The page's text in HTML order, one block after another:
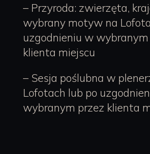
– Przyroda: zwierzęta,
wybrany motyw na
uzgodnieniu w
klienta miejscu
– Sesja poślubna w
Lofotach lub po
wybranym przez klienta